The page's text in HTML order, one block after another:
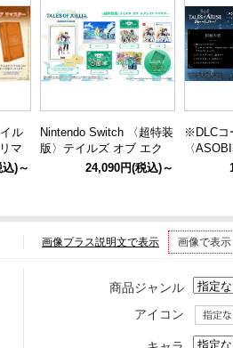
ル
マ
)～
Nintendo Switch 〈超特装
版〉テイルズ オブ エク
シリア リマスター 超特
24,090円(税込)～
※DLCコ
〈
画像プラス説明文で表示 画像で表示
商品ジャンル
アイコン